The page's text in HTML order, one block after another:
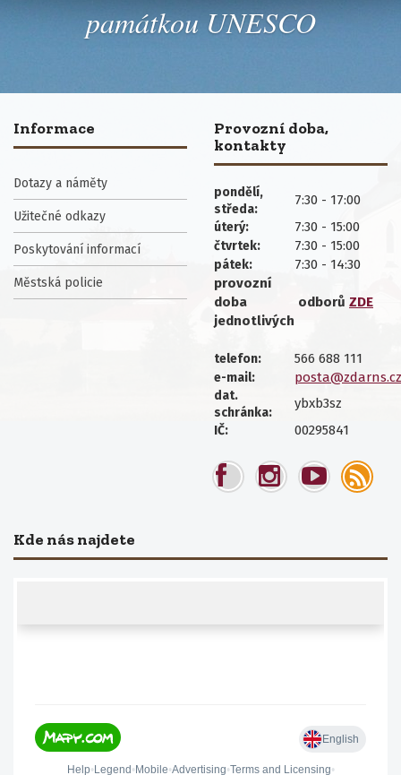
památkou UNESCO
Informace
Dotazy a náměty
Užitečné odkazy
Poskytování informací
Městská policie
Provozní doba,
kontakty
pondělí,
středa:
7:30 - 17:00
úterý: 7:30 - 15:00
čtvrtek: 7:30 - 15:00
pátek:
7:30 - 14:30
provozní
doba
jednotlivých
odborů ZDE
telefon: 566 688 111
e-mail: posta@zdarns.cz
dat.
schránka:
ybxb3sz
IČ: 00295841
Kde nás najdete